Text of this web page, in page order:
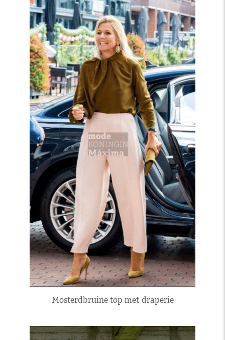
Mosterdbruine top met draperie